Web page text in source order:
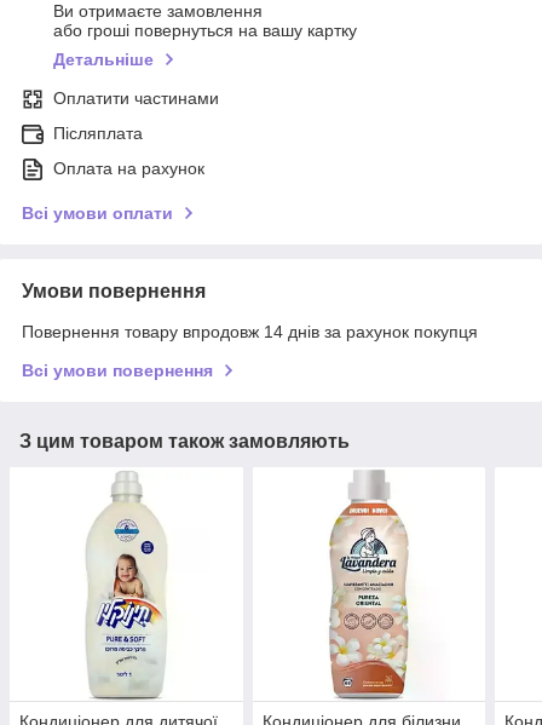
Ви отримаєте замовлення
або гроші повернуться на вашу картку
Детальніше
Оплатити частинами
Післяплата
Оплата на рахунок
Всі умови оплати
Умови повернення
Повернення товару впродовж 14 днів за рахунок покупця
Всі умови повернення
З цим товаром також замовляють